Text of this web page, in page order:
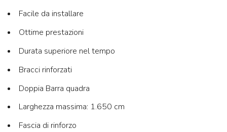
Facile da installare
Ottime prestazioni
Durata superiore nel tempo
Bracci rinforzati
Doppia Barra quadra
Larghezza massima: 1.650 cm
Fascia di rinforzo